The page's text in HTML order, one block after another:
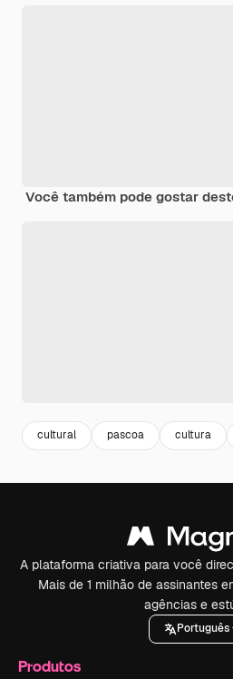
Você também pode gostar
cultural pascoa cultura
A plataforma criativa para você
Mais de 1 milhão de assinantes
agências e
Português
Produtos